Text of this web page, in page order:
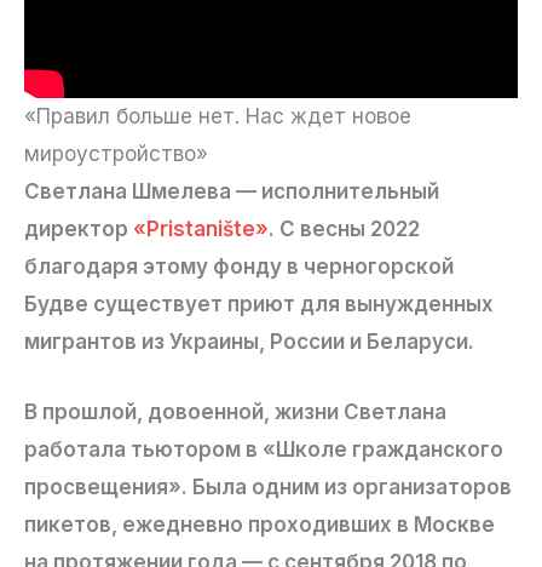
«Правил больше нет. Нас ждет новое
мироустройство»
Светлана Шмелева — исполнительный
директор «Pristanište». С весны 2022
благодаря этому фонду в черногорской
Будве существует приют для вынужденных
мигрантов из Украины, России и Беларуси.
В прошлой, довоенной, жизни Светлана
работала тьютором в «Школе гражданского
просвещения». Была одним из организаторов
пикетов, ежедневно проходивших в Москве
на протяжении года — с сентября 2018 по